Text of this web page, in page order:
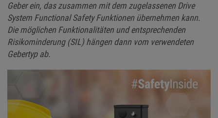
Geber ein, das zusammen mit dem zugelassenen Drive
System Functional Safety Funktionen übernehmen kann.
Die möglichen Funktionalitäten und entsprechenden
Risikominderung (SIL) hängen dann vom verwendeten
Gebertyp ab.